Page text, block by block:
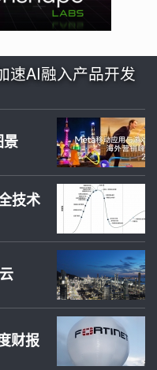
速AI融入产品开发
景
技术
财报